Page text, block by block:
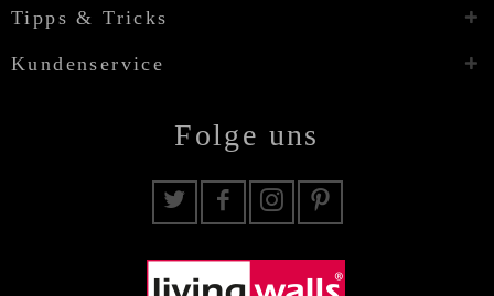
Tipps & Tricks
Kundenservice
Folge uns